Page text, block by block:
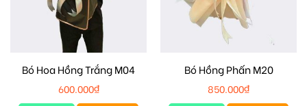
Bó Hoa Hồng Trắng M04
600.000₫
Bó Hồng Phấn M20
850.000₫